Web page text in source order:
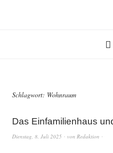
Schlagwort: Wohnraum
Das Einfamilienhaus
Dienstag, 8. Juli 2025 von Redaktion